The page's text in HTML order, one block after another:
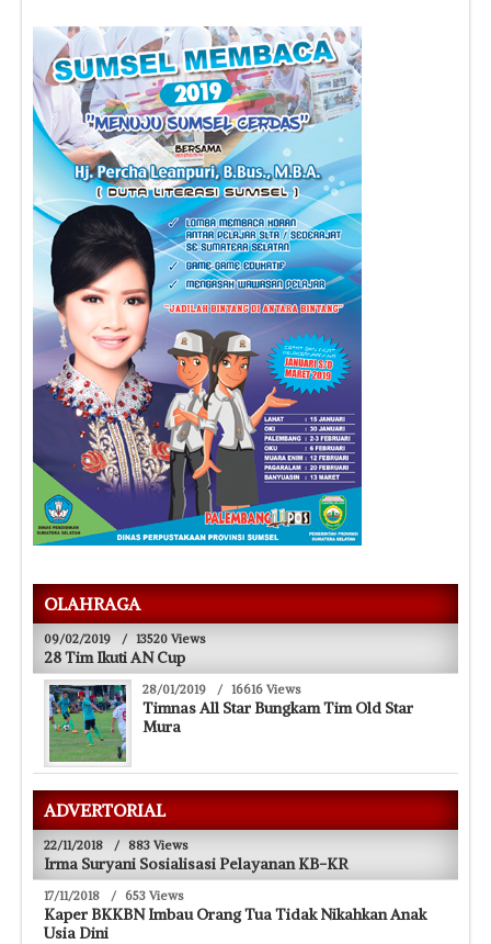
OLAHRAGA
09/02/2019 / 13520 Views
28 Tim Ikuti AN Cup
28/01/2019 / 16616 Views
Timnas All Star Bungkam Tim Old Star
Mura
ADVERTORIAL
22/11/2018 / 883 Views
Irma Suryani Sosialisasi Pelayanan KB-KR
17/11/2018 / 653 Views
Kaper BKKBN Imbau Orang Tua Tidak Nikahkan Anak
Usia Dini